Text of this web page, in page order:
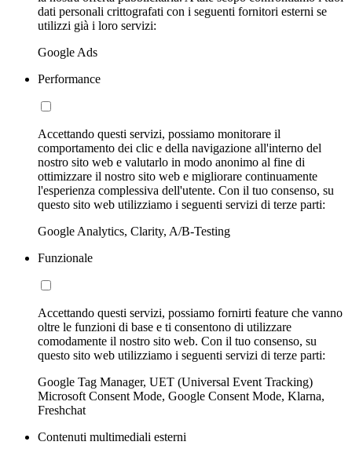
dati personali crittografati con i seguenti fornitori esterni se
utilizzi già i loro servizi:
Google Ads
Performance
Accettando questi servizi, possiamo monitorare il
comportamento dei clic e della navigazione all'interno del
nostro sito web e valutarlo in modo anonimo al fine di
ottimizzare il nostro sito web e migliorare continuamente
l'esperienza complessiva dell'utente. Con il tuo consenso, su
questo sito web utilizziamo i seguenti servizi di terze parti:
Google Analytics, Clarity, A/B-Testing
Funzionale
Accettando questi servizi, possiamo fornirti feature che vanno
oltre le funzioni di base e ti consentono di utilizzare
comodamente il nostro sito web. Con il tuo consenso, su
questo sito web utilizziamo i seguenti servizi di terze parti:
Google Tag Manager, UET (Universal Event Tracking)
Microsoft Consent Mode, Google Consent Mode, Klarna,
Freshchat
Contenuti multimediali esterni